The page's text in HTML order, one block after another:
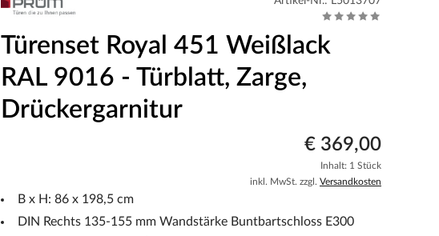
Türenset Royal 451 Weißlack
RAL 9016 - Türblatt, Zarge,
Drückergarnitur
€ 369,00
Inhalt: 1 Stück
inkl. MwSt. zzgl. Versandkosten
B x H: 86 x 198,5 cm
DIN Rechts 135-155 mm Wandstärke Buntbartschloss E300